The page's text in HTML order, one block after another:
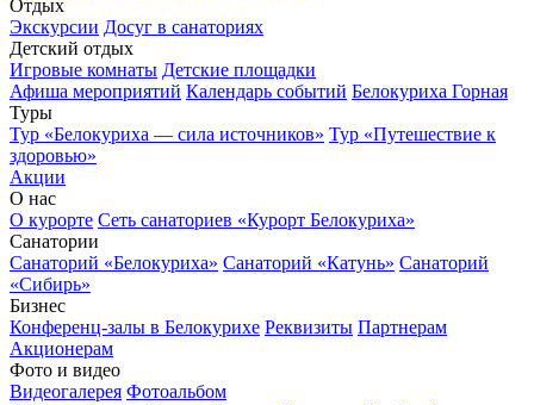
Отдых
Экскурсии Досуг в санаториях
Детский отдых
Игровые комнаты Детские площадки
Афиша мероприятий Календарь событий Белокуриха Горная
Туры
Тур «Белокуриха — сила источников» Тур «Путешествие к
здоровью»
Акции
О нас
О курорте Сеть санаториев «Курорт Белокуриха»
Санатории
Санаторий «Белокуриха» Санаторий «Катунь» Санаторий
«Сибирь»
Бизнес
Конференц-залы в Белокурихе Реквизиты Партнерам
Акционерам
Фото и видео
Видеогалерея Фотоальбом